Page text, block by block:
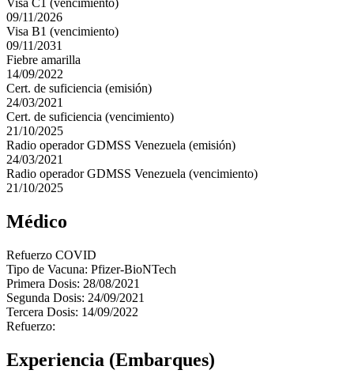
Visa C1 (vencimiento)
09/11/2026
Visa B1 (vencimiento)
09/11/2031
Fiebre amarilla
14/09/2022
Cert. de suficiencia (emisión)
24/03/2021
Cert. de suficiencia (vencimiento)
21/10/2025
Radio operador GDMSS Venezuela (emisión)
24/03/2021
Radio operador GDMSS Venezuela (vencimiento)
21/10/2025
Médico
Refuerzo COVID
Tipo de Vacuna: Pfizer-BioNTech
Primera Dosis: 28/08/2021
Segunda Dosis: 24/09/2021
Tercera Dosis: 14/09/2022
Refuerzo:
Experiencia (Embarques)